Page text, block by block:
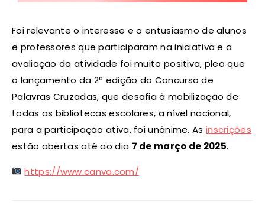
Foi relevante o interesse e o entusiasmo de alunos
e professores que participaram na iniciativa e a
avaliação da atividade foi muito positiva, pleo que
o lançamento da 2ª edição do Concurso de
Palavras Cruzadas, que desafia à mobilização de
todas as bibliotecas escolares, a nível nacional,
para a participação ativa, foi unânime. As inscrições
estão abertas até ao dia 7 de março de 2025.
https://www.canva.com/